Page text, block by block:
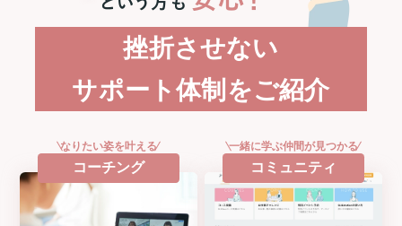
挫折させない
サポート体制をご紹介
なりたい姿を叶える
コーチング
一緒に学ぶ仲間が見つかる
コミュニティ